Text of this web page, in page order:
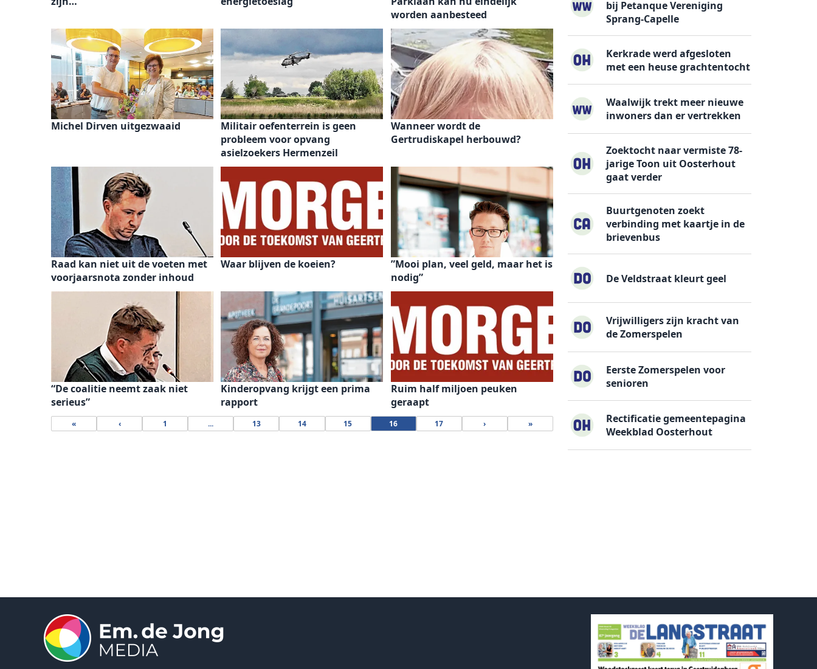
worden aanbesteed
Michel Dirven uitgezwaaid
Militair oefenterrein is geen
probleem voor opvang
asielzoekers Hermenzeil
Wanneer wordt de
Gertrudiskapel herbouwd?
Raad kan niet uit de voeten met
voorjaarsnota zonder inhoud
Waar blijven de koeien?
”Mooi plan, veel geld, maar het is
nodig”
“De coalitie neemt zaak niet
serieus”
Kinderopvang krijgt een prima
rapport
Ruim half miljoen peuken
geraapt
« ‹ 1 ... 13 14 15 16 17 › »
bij Petanque Vereniging
Sprang-Capelle
Kerkrade werd afgesloten
met een heuse grachtentocht
Waalwijk trekt meer nieuwe
inwoners dan er vertrekken
Zoektocht naar vermiste 78-
jarige Toon uit Oosterhout
gaat verder
Buurtgenoten zoekt
verbinding met kaartje in de
brievenbus
De Veldstraat kleurt geel
Vrijwilligers zijn kracht van
de Zomerspelen
Eerste Zomerspelen voor
senioren
Rectificatie gemeentepagina
Weekblad Oosterhout